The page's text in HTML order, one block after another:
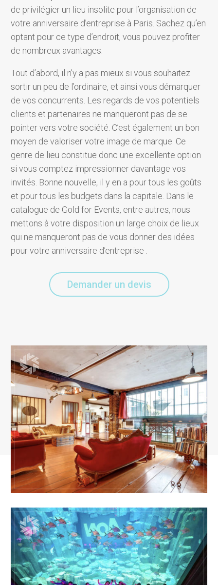
de privilégier un lieu insolite pour l’organisation de
votre anniversaire d’entreprise à Paris. Sachez qu’en
optant pour ce type d’endroit, vous pouvez profiter
de nombreux avantages.
Tout d’abord, il n’y a pas mieux si vous souhaitez
sortir un peu de l’ordinaire, et ainsi vous démarquer
de vos concurrents. Les regards de vos potentiels
clients et partenaires ne manqueront pas de se
pointer vers votre société. C’est également un bon
moyen de valoriser votre image de marque. Ce
genre de lieu constitue donc une excellente option
si vous comptez impressionner davantage vos
invités. Bonne nouvelle, il y en a pour tous les goûts
et pour tous les budgets dans la capitale. Dans le
catalogue de Gold for Events, entre autres, nous
mettons à votre disposition un large choix de lieux
qui ne manqueront pas de vous donner des idées
pour votre anniversaire d’entreprise .
Demander un devis